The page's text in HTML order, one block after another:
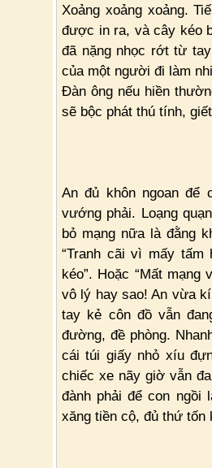
Xoảng xoảng xoảng.
được in ra, và cây kéo
đã nặng nhọc rớt từ
của một người đi làm
Đàn ông nếu hiền
sẽ bộc phát thú tính,
An đủ khôn ngoan để
vướng phải. Loạng
bỏ mạng nữa là đằng
“Tranh cãi vì mấy tấm
kéo”. Hoặc “Mất mạng
vô lý hay sao! An vừa
tay kẻ côn đồ vẫn
đường, đề phòng.
cái túi giấy nhỏ xíu
chiếc xe nãy giờ vẫn
đành phải để con ngồi
xăng tiền cộ, đủ thứ